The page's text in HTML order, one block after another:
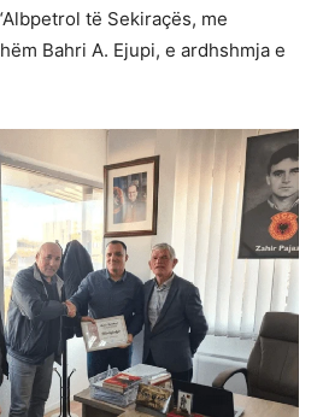
të Sekiraçës, me
Bahri A. Ejupi, e ardhshmja e